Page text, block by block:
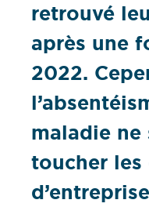
retrouvé
après une
2022.
maladie ne
toucher